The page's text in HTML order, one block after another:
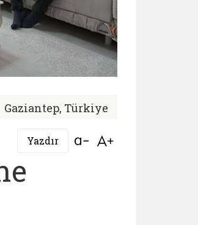
Gaziantep, Türkiye
Yazdır Bağlantıyı aç